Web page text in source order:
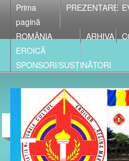
Prima
pagină
PREZENTARE
ROMÂNIA
EROICĂ
ARHIVA
SPONSORI/SUSȚINĂTORI